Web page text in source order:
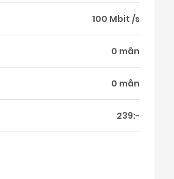
100 Mbit /s
0 mån
0 mån
239:-